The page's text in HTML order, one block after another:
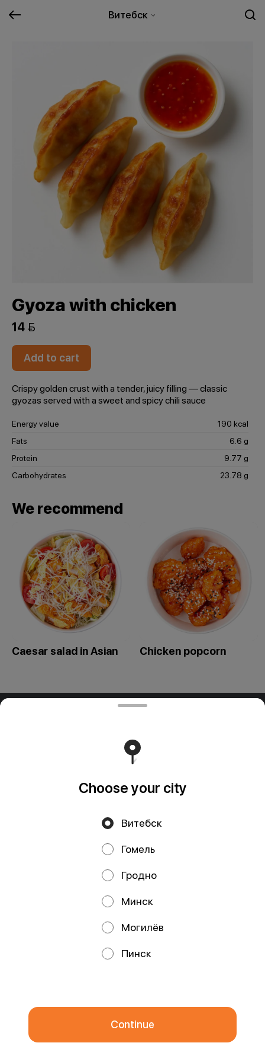
Витебск
processing of your browser's cookies and the use of analytical
services in accordance with
Gyoza with chicken
14 
Add to cart
Crispy golden crust with a tender, juicy filling — classic
gyozas served with a sweet and spicy chili sauce
Energy value
190 kcal
Fats
6.6 g
Protein
9.77 g
Carbohydrates
23.78 g
We recommend
Caesar salad in Asian Сhicken popcorn
ООО "ПАДТАЙ-ГРУПП"
Свидетельство выдано Минским горисполкомом
03.12.2020 г. Интернет-магазин зарегистрирован в
Торговом реестре Республики Беларусь 18.01.2021г.
Файлы cookie
Choose your city
Витебск
Гомель
Гродно
Минск
Могилёв
Пинск